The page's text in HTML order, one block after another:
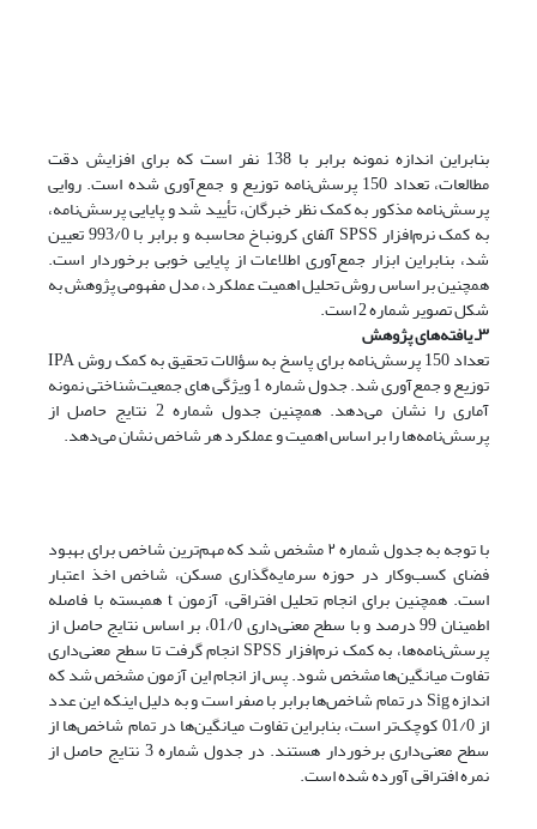
بنابراین اندازه نمونه برابر با 138 نفر است که برای افزایش دقت
مطالعات، تعداد 150 پرسش‌نامه توزیع و جمع‌آوری شده است. روایی
پرسش‌نامه مذکور به کمک نظر خبرگان، تأیید شد و پایایی پرسش‌نامه،
به کمک نرم‌افزار SPSS آلفای کرونباخ محاسبه و برابر با 993/0 تعیین
شد، بنابراین ابزار جمع‌آوری اطلاعات از پایایی خوبی برخوردار است.
همچنین بر اساس روش تحلیل اهمیت عملکرد، مدل مفهومی پژوهش به
شکل تصویر شماره 2 است.
۳ـ یافته‌های پژوهش
تعداد 150 پرسش‌نامه برای پاسخ به سؤالات تحقیق به کمک روش IPA
توزیع و جمع‌آوری شد. جدول شماره 1 ویژگی های جمعیت‌شناختی نمونه
آماری را نشان می‌دهد. همچنین جدول شماره 2 نتایج حاصل از
پرسش‌نامه‌ها را بر اساس اهمیت و عملکرد هر شاخص نشان می‌دهد.
با توجه به جدول شماره ۲ مشخص شد که مهم‌ترین شاخص برای بهبود
فضای کسب‌وکار در حوزه سرمایه‌گذاری مسکن، شاخص اخذ اعتبار
است. همچنین برای انجام تحلیل افتراقی، آزمون t همبسته با فاصله
اطمینان 99 درصد و با سطح معنی‌داری 01/0، بر اساس نتایج حاصل از
پرسش‌نامه‌ها، به کمک نرم‌افزار SPSS انجام گرفت تا سطح معنی‌داری
تفاوت میانگین‌ها مشخص شود. پس از انجام این آزمون مشخص شد که
اندازه Sig در تمام شاخص‌ها برابر با صفر است و به دلیل اینکه این عدد
از 01/0 کوچک‌تر است، بنابراین تفاوت میانگین‌ها در تمام شاخص‌ها از
سطح معنی‌داری برخوردار هستند. در جدول شماره 3 نتایج حاصل از
نمره افتراقی آورده شده است.